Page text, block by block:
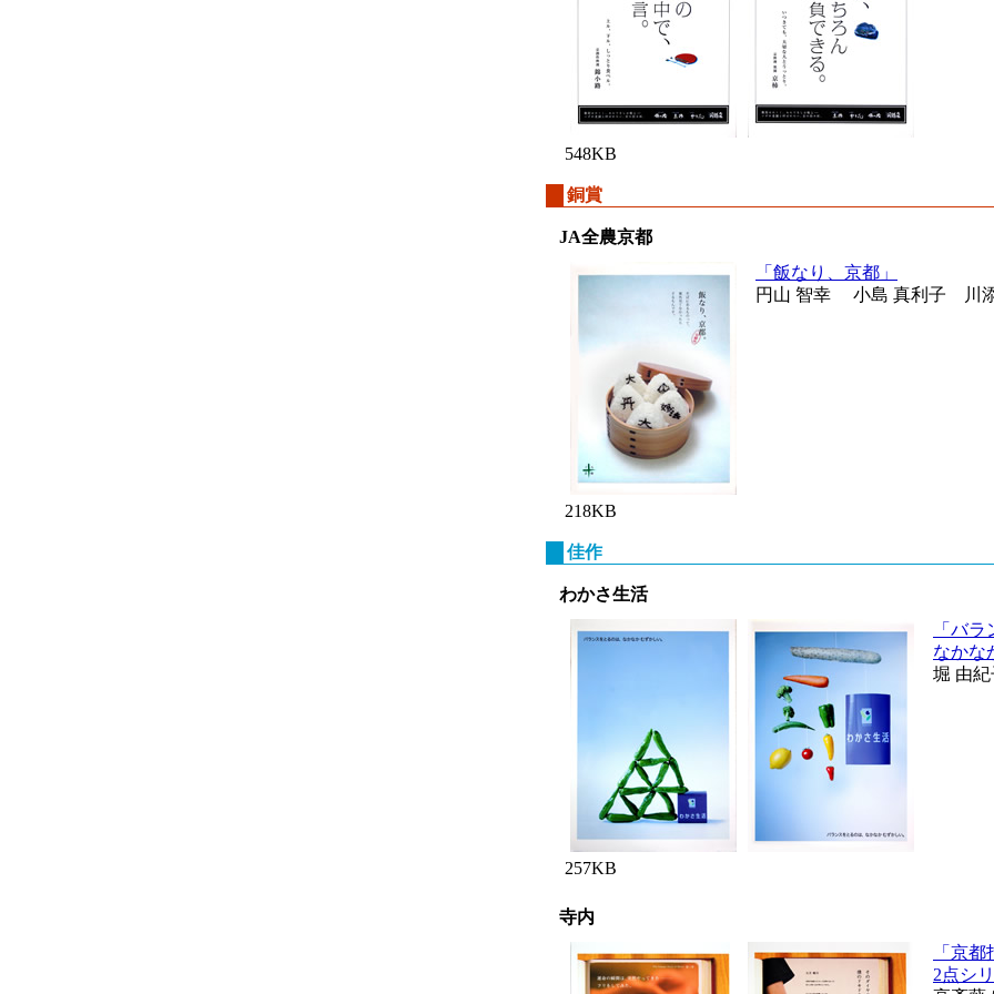
548KB
銅賞
JA全農京都
218KB
「飯なり、京都」
円山 智幸 小島 真利子 川
佳作
わかさ生活
257KB
「バ
なかな
堀 由紀
寺内
「京
2点シ